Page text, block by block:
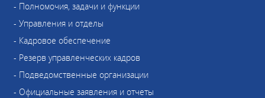
- Полномочия, задачи и функции
- Управления и отделы
- Кадровое обеспечение
- Резерв управленческих кадров
- Подведомственные организации
- Официальные заявления и отчеты